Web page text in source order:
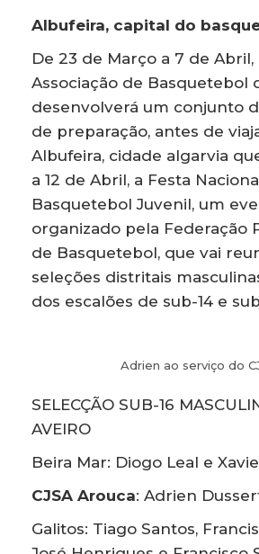
Albufeira, capital do
De 23 de Março a 7 de Abril,
Associação de Basquetebol
desenvolverá um conjunto
de preparação, antes de
Albufeira, cidade algarvia
a 12 de Abril, a Festa
Basquetebol Juvenil, um
organizado pela Federação
de Basquetebol, que vai
seleções distritais
dos escalões de sub-14 e
Adrien ao serviço do
SELECÇÃO SUB-16
AVEIRO
Beira Mar: Diogo Leal e
CJSA Arouca: Adrien
Galitos: Tiago Santos,